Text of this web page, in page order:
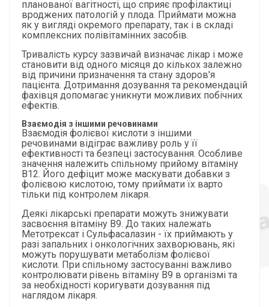
планованої вагітності, що сприяє профілактиці
вроджених патологій у плода. Приймати можна
як у вигляді окремого препарату, так і в складі
комплексних полівітамінних засобів.
Тривалість курсу зазвичай визначає лікар і може
становити від одного місяця до кількох залежно
від причини призначення та стану здоров'я
пацієнта. Дотримання дозування та рекомендацій
фахівця допомагає уникнути можливих побічних
ефектів.
Взаємодія з іншими речовинами
Взаємодія фолієвої кислоти з іншими
речовинами відіграє важливу роль у її
ефективності та безпеці застосування. Особливе
значення належить спільному прийому вітаміну
B12. Його дефіцит може маскувати добавки з
фолієвою кислотою, тому приймати їх варто
тільки під контролем лікаря.
Деякі лікарські препарати можуть знижувати
засвоєння вітаміну B9. До таких належать
Метотрексат і Сульфасалазин - їх приймають у
разі запальних і онкологічних захворювань, які
можуть порушувати метаболізм фолієвої
кислоти. При спільному застосуванні важливо
контролювати рівень вітаміну B9 в організмі та
за необхідності коригувати дозування під
наглядом лікаря.